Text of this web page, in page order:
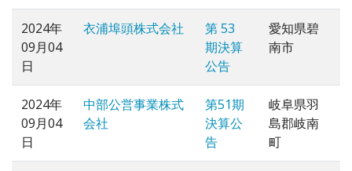
2024年
09月04
日
衣浦埠頭株式会社
第 53
期決算
公告
愛知県碧
南市
2024年
09月04
日
中部公営事業株式
会社
第51期
決算公
告
岐阜県羽
島郡岐南
町